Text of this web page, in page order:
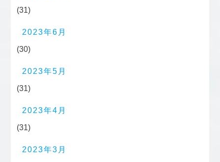
(31)
2023年6月
(30)
2023年5月
(31)
2023年4月
(31)
2023年3月